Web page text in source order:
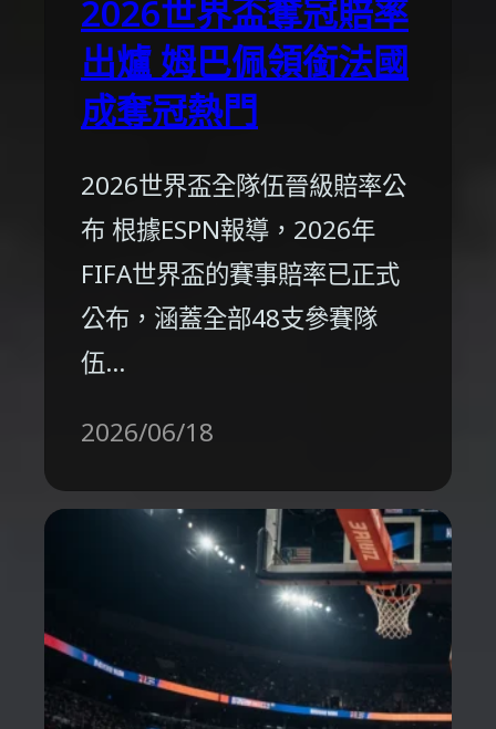
2026世界盃奪冠賠率
出爐 姆巴佩領銜法國
成奪冠熱門
2026世界盃全隊伍晉級賠率公
布 根據ESPN報導，2026年
FIFA世界盃的賽事賠率已正式
公布，涵蓋全部48支參賽隊
伍…
2026/06/18